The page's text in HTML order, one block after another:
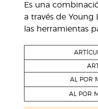
Es una
a través de
las herramientas
AL POR
AL POR